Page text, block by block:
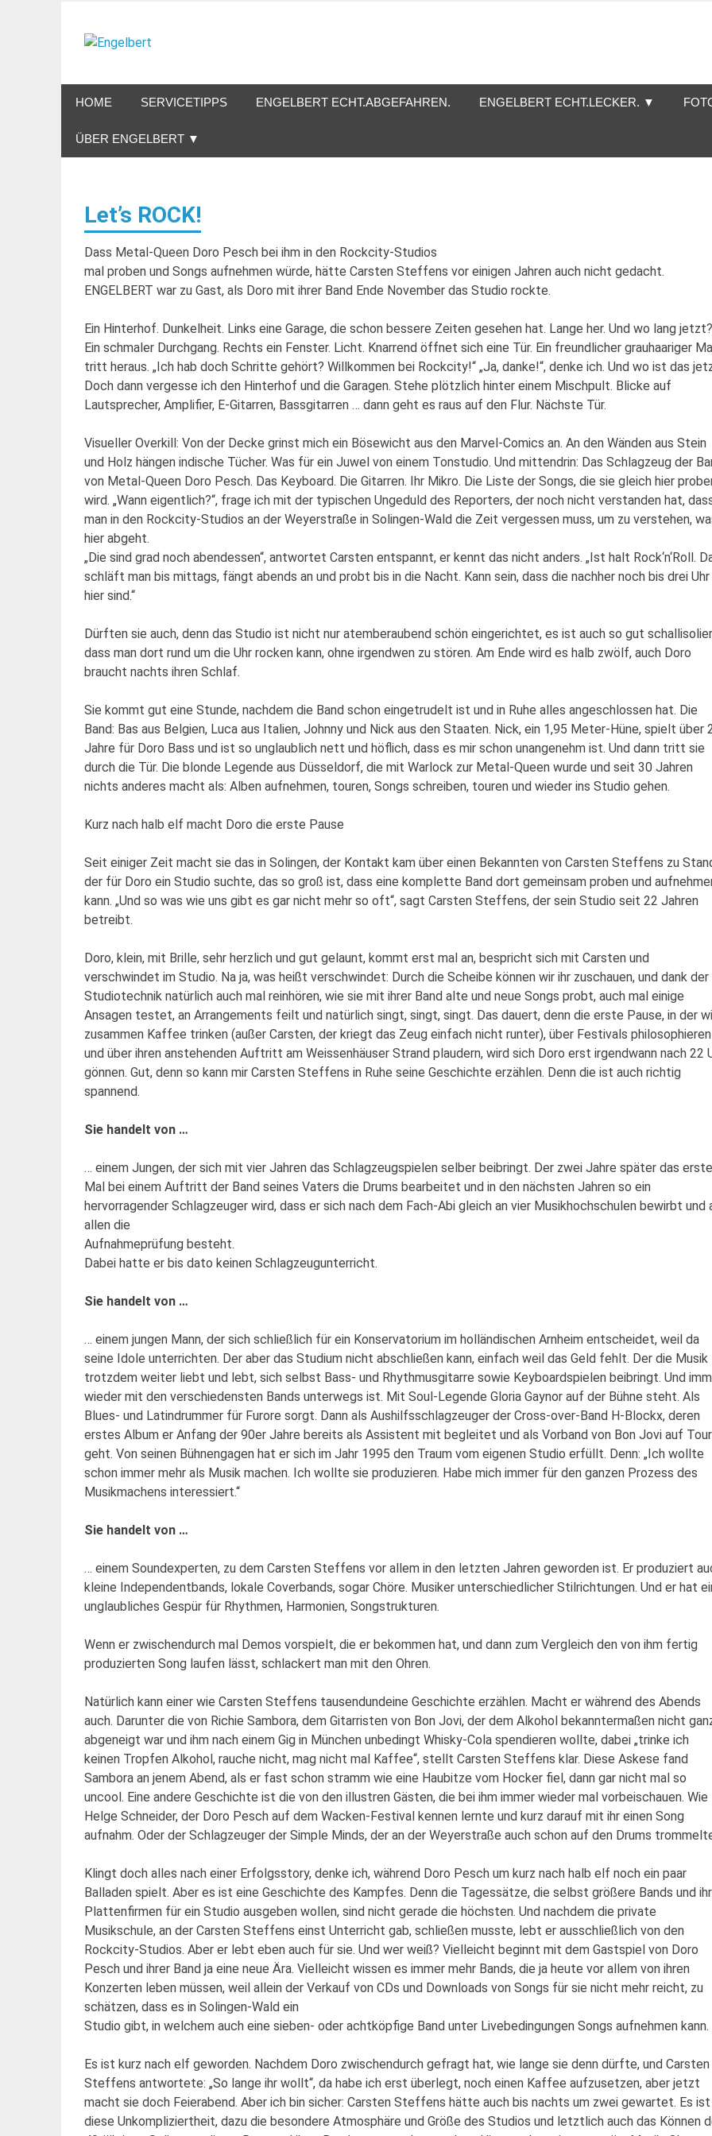
springen
HOME SERVICETIPPS ENGELBERT ECHT.ABGEFAHREN. ENGELBERT ECHT.LECKER. ▼
ÜBER ENGELBERT ▼
Let’s ROCK!
Dass Metal-Queen Doro Pesch bei ihm in den Rockcity-Studios
mal proben und Songs aufnehmen würde, hätte Carsten Steffens vor einigen Jahren auch nicht gedacht.
ENGELBERT war zu Gast, als Doro mit ihrer Band Ende November das Studio rockte.
Ein Hinterhof. Dunkelheit. Links eine Garage, die schon bessere Zeiten gesehen hat. Lange her. Und wo lang jetzt?
Ein schmaler Durchgang. Rechts ein Fenster. Licht. Knarrend öffnet sich eine Tür. Ein freundlicher grauhaariger
tritt heraus. „Ich hab doch Schritte gehört? Willkommen bei Rockcity!“ „Ja, danke!“, denke ich. Und wo ist das
Doch dann vergesse ich den Hinterhof und die Garagen. Stehe plötzlich hinter einem Mischpult. Blicke auf
Lautsprecher, Amplifier, E-Gitarren, Bassgitarren … dann geht es raus auf den Flur. Nächste Tür.
Visueller Overkill: Von der Decke grinst mich ein Bösewicht aus den Marvel-Comics an. An den Wänden aus Stein
und Holz hängen indische Tücher. Was für ein Juwel von einem Tonstudio. Und mittendrin: Das Schlagzeug der
von Metal-Queen Doro Pesch. Das Keyboard. Die Gitarren. Ihr Mikro. Die Liste der Songs, die sie gleich hier
wird. „Wann eigentlich?“, frage ich mit der typischen Ungeduld des Reporters, der noch nicht verstanden hat,
man in den Rockcity-Studios an der Weyerstraße in Solingen-Wald die Zeit vergessen muss, um zu verstehen,
hier abgeht.
„Die sind grad noch abendessen“, antwortet Carsten entspannt, er kennt das nicht anders. „Ist halt Rock‘n‘Roll.
schläft man bis mittags, fängt abends an und probt bis in die Nacht. Kann sein, dass die nachher noch bis drei Uhr
hier sind.“
Dürften sie auch, denn das Studio ist nicht nur atemberaubend schön eingerichtet, es ist auch so gut
dass man dort rund um die Uhr rocken kann, ohne irgendwen zu stören. Am Ende wird es halb zwölf, auch Doro
braucht nachts ihren Schlaf.
Sie kommt gut eine Stunde, nachdem die Band schon eingetrudelt ist und in Ruhe alles angeschlossen hat. Die
Band: Bas aus Belgien, Luca aus Italien, Johnny und Nick aus den Staaten. Nick, ein 1,95 Meter-Hüne, spielt über
Jahre für Doro Bass und ist so unglaublich nett und höflich, dass es mir schon unangenehm ist. Und dann tritt sie
durch die Tür. Die blonde Legende aus Düsseldorf, die mit Warlock zur Metal-Queen wurde und seit 30 Jahren
nichts anderes macht als: Alben aufnehmen, touren, Songs schreiben, touren und wieder ins Studio gehen.
Kurz nach halb elf macht Doro die erste Pause
Seit einiger Zeit macht sie das in Solingen, der Kontakt kam über einen Bekannten von Carsten Steffens zu
der für Doro ein Studio suchte, das so groß ist, dass eine komplette Band dort gemeinsam proben und
kann. „Und so was wie uns gibt es gar nicht mehr so oft“, sagt Carsten Steffens, der sein Studio seit 22 Jahren
betreibt.
Doro, klein, mit Brille, sehr herzlich und gut gelaunt, kommt erst mal an, bespricht sich mit Carsten und
verschwindet im Studio. Na ja, was heißt verschwindet: Durch die Scheibe können wir ihr zuschauen, und dank der
Studiotechnik natürlich auch mal reinhören, wie sie mit ihrer Band alte und neue Songs probt, auch mal einige
Ansagen testet, an Arrangements feilt und natürlich singt, singt, singt. Das dauert, denn die erste Pause, in der
zusammen Kaffee trinken (außer Carsten, der kriegt das Zeug einfach nicht runter), über Festivals philosophieren
und über ihren anstehenden Auftritt am Weissenhäuser Strand plaudern, wird sich Doro erst irgendwann nach 22
gönnen. Gut, denn so kann mir Carsten Steffens in Ruhe seine Geschichte erzählen. Denn die ist auch richtig
spannend.
Sie handelt von …
… einem Jungen, der sich mit vier Jahren das Schlagzeugspielen selber beibringt. Der zwei Jahre später das erste
Mal bei einem Auftritt der Band seines Vaters die Drums bearbeitet und in den nächsten Jahren so ein
hervorragender Schlagzeuger wird, dass er sich nach dem Fach-Abi gleich an vier Musikhochschulen bewirbt und
allen die
Aufnahmeprüfung besteht.
Dabei hatte er bis dato keinen Schlagzeugunterricht.
Sie handelt von …
… einem jungen Mann, der sich schließlich für ein Konservatorium im holländischen Arnheim entscheidet, weil da
seine Idole unterrichten. Der aber das Studium nicht abschließen kann, einfach weil das Geld fehlt. Der die Musik
trotzdem weiter liebt und lebt, sich selbst Bass- und Rhythmusgitarre sowie Keyboardspielen beibringt. Und
wieder mit den verschiedensten Bands unterwegs ist. Mit Soul-Legende Gloria Gaynor auf der Bühne steht. Als
Blues- und Latindrummer für Furore sorgt. Dann als Aushilfsschlagzeuger der Cross-over-Band H-Blockx, deren
erstes Album er Anfang der 90er Jahre bereits als Assistent mit begleitet und als Vorband von Bon Jovi auf Tour
geht. Von seinen Bühnengagen hat er sich im Jahr 1995 den Traum vom eigenen Studio erfüllt. Denn: „Ich wollte
schon immer mehr als Musik machen. Ich wollte sie produzieren. Habe mich immer für den ganzen Prozess des
Musikmachens interessiert.“
Sie handelt von …
… einem Soundexperten, zu dem Carsten Steffens vor allem in den letzten Jahren geworden ist. Er produziert
kleine Independentbands, lokale Coverbands, sogar Chöre. Musiker unterschiedlicher Stilrichtungen. Und er hat
unglaubliches Gespür für Rhythmen, Harmonien, Songstrukturen.
Wenn er zwischendurch mal Demos vorspielt, die er bekommen hat, und dann zum Vergleich den von ihm fertig
produzierten Song laufen lässt, schlackert man mit den Ohren.
Natürlich kann einer wie Carsten Steffens tausendundeine Geschichte erzählen. Macht er während des Abends
auch. Darunter die von Richie Sambora, dem Gitarristen von Bon Jovi, der dem Alkohol bekanntermaßen nicht
abgeneigt war und ihm nach einem Gig in München unbedingt Whisky-Cola spendieren wollte, dabei „trinke ich
keinen Tropfen Alkohol, rauche nicht, mag nicht mal Kaffee“, stellt Carsten Steffens klar. Diese Askese fand
Sambora an jenem Abend, als er fast schon stramm wie eine Haubitze vom Hocker fiel, dann gar nicht mal so
uncool. Eine andere Geschichte ist die von den illustren Gästen, die bei ihm immer wieder mal vorbeischauen. Wie
Helge Schneider, der Doro Pesch auf dem Wacken-Festival kennen lernte und kurz darauf mit ihr einen Song
aufnahm. Oder der Schlagzeuger der Simple Minds, der an der Weyerstraße auch schon auf den Drums
Klingt doch alles nach einer Erfolgsstory, denke ich, während Doro Pesch um kurz nach halb elf noch ein paar
Balladen spielt. Aber es ist eine Geschichte des Kampfes. Denn die Tagessätze, die selbst größere Bands und
Plattenfirmen für ein Studio ausgeben wollen, sind nicht gerade die höchsten. Und nachdem die private
Musikschule, an der Carsten Steffens einst Unterricht gab, schließen musste, lebt er ausschließlich von den
Rockcity-Studios. Aber er lebt eben auch für sie. Und wer weiß? Vielleicht beginnt mit dem Gastspiel von Doro
Pesch und ihrer Band ja eine neue Ära. Vielleicht wissen es immer mehr Bands, die ja heute vor allem von ihren
Konzerten leben müssen, weil allein der Verkauf von CDs und Downloads von Songs für sie nicht mehr reicht, zu
schätzen, dass es in Solingen-Wald ein
Studio gibt, in welchem auch eine sieben- oder achtköpfige Band unter Livebedingungen Songs aufnehmen kann.
Es ist kurz nach elf geworden. Nachdem Doro zwischendurch gefragt hat, wie lange sie denn dürfte, und Carsten
Steffens antwortete: „So lange ihr wollt“, da habe ich erst überlegt, noch einen Kaffee aufzusetzen, aber jetzt
macht sie doch Feierabend. Aber ich bin sicher: Carsten Steffens hätte auch bis nachts um zwei gewartet. Es ist
diese Unkompliziertheit, dazu die besondere Atmosphäre und Größe des Studios und letztlich auch das Können